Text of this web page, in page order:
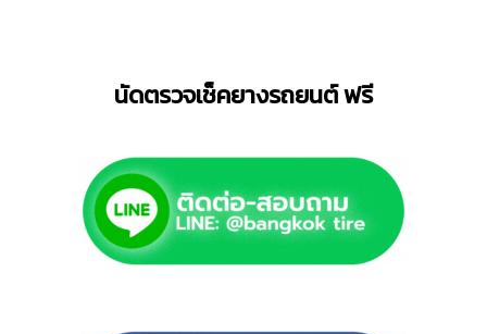
นัดตรวจเช็คยางรถยนต์ ฟรี